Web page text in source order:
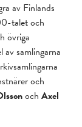
av Finlands
talet och
övriga
av samlingarna
och
och Axel